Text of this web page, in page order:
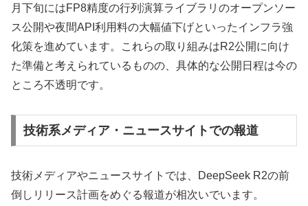
月下旬にはFP8精度の行列演算ライブラリのオープンソー
ス公開や夜間API利用料の大幅値下げといったインフラ強
化策を進めています。これらの取り組みはR2公開に向け
た準備と考えられているものの、具体的な公開日程は今の
ところ不透明です。
技術系メディア・ニュースサイトでの報道
技術メディアやニュースサイトでは、DeepSeek R2の前
倒しリリース計画をめぐる報道が相次いでいます。